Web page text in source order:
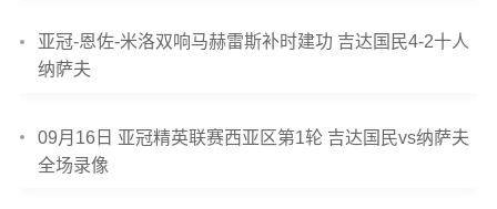
亚冠-恩佐-米洛双响马赫雷斯补时建功 吉达国民4-2十人
纳萨夫
09月16日 亚冠精英联赛西亚区第1轮 吉达国民vs纳萨夫
全场录像